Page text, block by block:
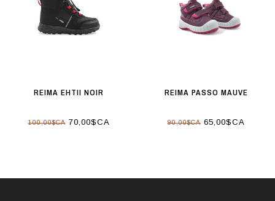
REIMA EHTII NOIR
100,00$CA70,00$CA
REIMA PASSO MAUVE
90,00$CA 65,00$CA